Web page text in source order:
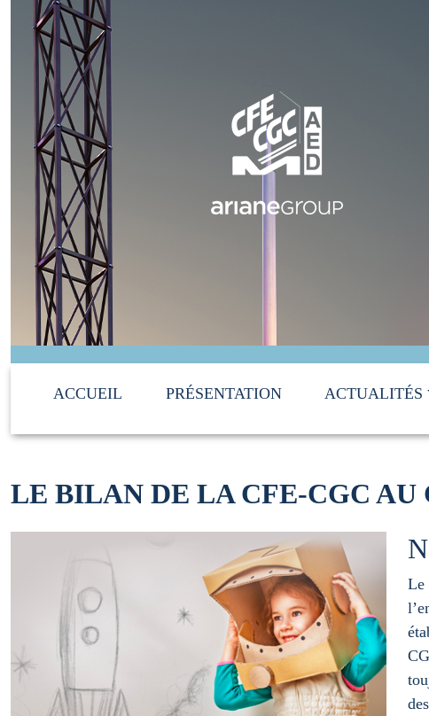
ACCUEIL PRÉSENTATION ACTUALITÉS
LE BILAN DE LA CFE-CGC AU
Le